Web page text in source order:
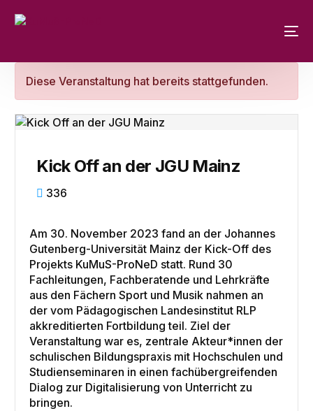
Diese Veranstaltung hat bereits stattgefunden.
Kick Off an der JGU Mainz
336
Am 30. November 2023 fand an der Johannes
Gutenberg-Universität Mainz der Kick-Off des
Projekts KuMuS-ProNeD statt. Rund 30
Fachleitungen, Fachberatende und Lehrkräfte
aus den Fächern Sport und Musik nahmen an
der vom Pädagogischen Landesinstitut RLP
akkreditierten Fortbildung teil. Ziel der
Veranstaltung war es, zentrale Akteur*innen der
schulischen Bildungspraxis mit Hochschulen und
Studienseminaren in einen fachübergreifenden
Dialog zur Digitalisierung von Unterricht zu
bringen.